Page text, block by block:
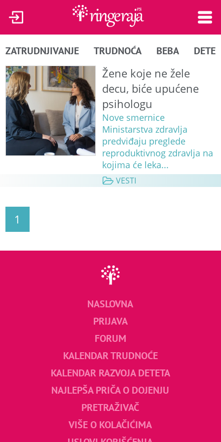
ZATRUDNJIVANJE TRUDNOĆA BEBA DETE
Žene koje ne žele
decu, biće upućene
psihologu
Nove smernice
Ministarstva zdravlja
predviđaju preglede
reproduktivnog zdravlja na
kojima će leka...
VESTI
1
NASLOVNA
PRIJAVA
FORUM
KALENDAR TRUDNOĆE
KALENDAR RAZVOJA DETETA
NAJLEPŠA PRIČA O DOJENJU
PRETRAŽIVAČ
VIŠE O KOLAČIĆIMA